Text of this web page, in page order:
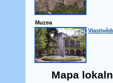
Muzea
Mapa